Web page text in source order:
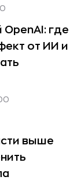
где
от ИИ и
выше